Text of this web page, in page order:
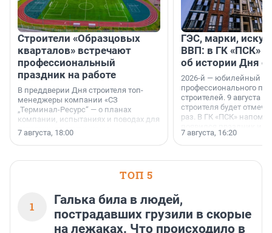
Строители «Образцовых
кварталов» встречают
профессиональный
праздник на работе
В преддверии Дня строителя топ-
менеджеры компании «СЗ
„Терминал-Ресурс“ — о планах
компании, испытаниях и поводах для
осторожного оптимизма.
7 августа, 18:00
ГЭС, марки,
ВВП: в ГК «ПСК»
об истории Дня
2026-й — юбилейный
профессионального
строителей. 9 августа
строителя будет
раз. В ГК «ПСК»
поменялась роль
7 августа, 16:20
ТОП 5
1
Галька била в людей,
пострадавших грузили в скорые
на лежаках. Что происходило в